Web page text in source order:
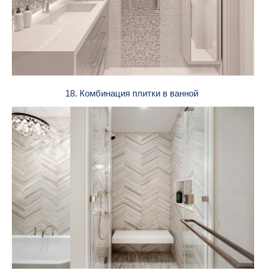
18. Комбинация плитки в ванной